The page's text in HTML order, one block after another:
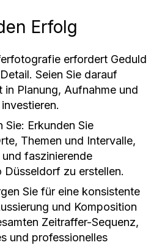
Erfolg
erfordert Geduld
Seien Sie darauf
in Planung, Aufnahme und
Sie: Erkunden Sie
Themen und Intervalle,
faszinierende
zu erstellen.
Sie für eine konsistente
und Komposition
Zeitraffer-Sequenz,
und professionelles